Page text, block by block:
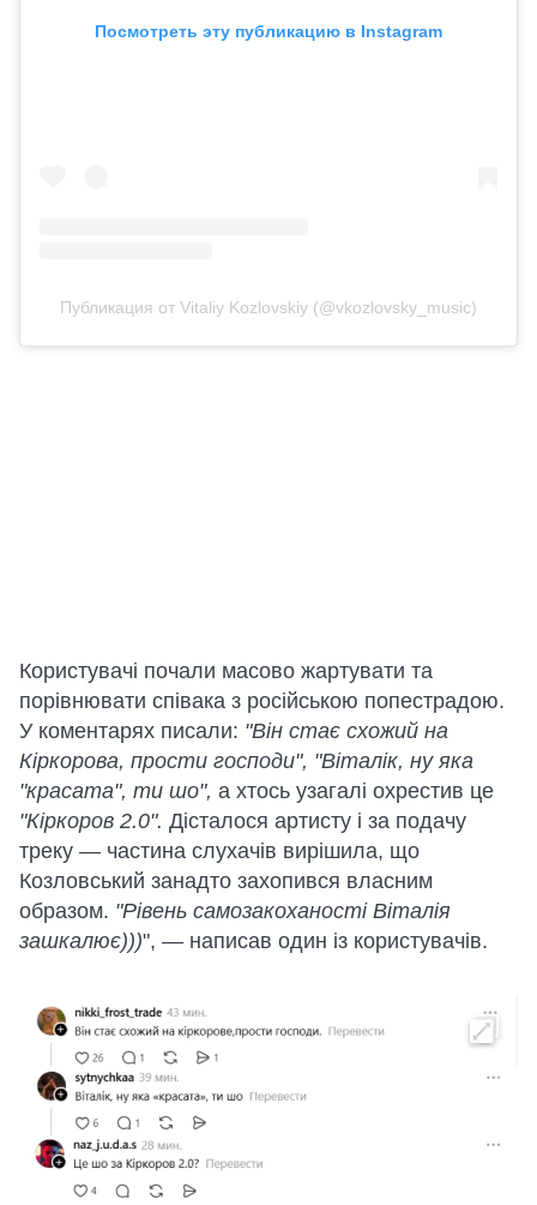
Посмотреть эту публикацию в Instagram
Публикация от Vitaliy Kozlovskiy (@vkozlovsky_music)
Користувачі почали масово жартувати та
порівнювати співака з російською попестрадою.
У коментарях писали: "Він стає схожий на
Кіркорова, прости господи", "Віталік, ну яка
"красата", ти шо", а хтось узагалі охрестив це
"Кіркоров 2.0". Дісталося артисту і за подачу
треку — частина слухачів вирішила, що
Козловський занадто захопився власним
образом. "Рівень самозакоханості Віталія
зашкалює)))", — написав один із користувачів.